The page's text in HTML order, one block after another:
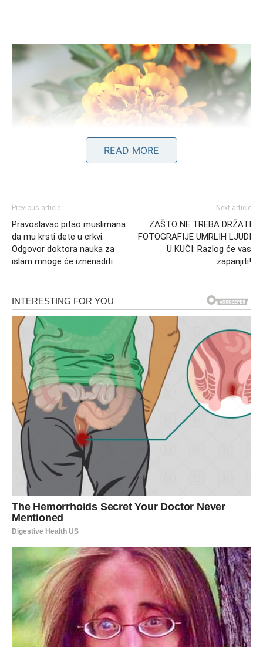
Možda niste znali, alibaršun je jestiva biljka. Njegovo
lišće se može koristiti u pripremi salata, dok cvjetovi i
listovi imaju značajnu ulogu u narodnoj medicini. Na
primjer, čaj od baršuna se tradicionalno koristi za
liječenje prehlade i jačanje imunološkog sistema. Osim
toga, njihov blagi ukus može obogatiti razne jela, dodajući
im boje i teksturu. Tradicionalno, baršun se koristi za
pripremu raznih ljekovitih napitaka i masti, što dodatno
povećava njegovu vrijednost u vašem vrtu. Ova
kombinacija estetskog i nutritivnog doprinosa čini baršun
još privlačnijim izborom za svakog vrtlara.
READ MORE
Previous article
Pravoslavac pitao muslimana
da mu krsti dete u crkvi:
Odgovor doktora nauka za
islam mnoge će iznenaditi
Next article
ZAŠTO NE TREBA DRŽATI
FOTOGRAFIJE UMRLIH LJUDI
U KUĆI: Razlog će vas
zapanjiti!